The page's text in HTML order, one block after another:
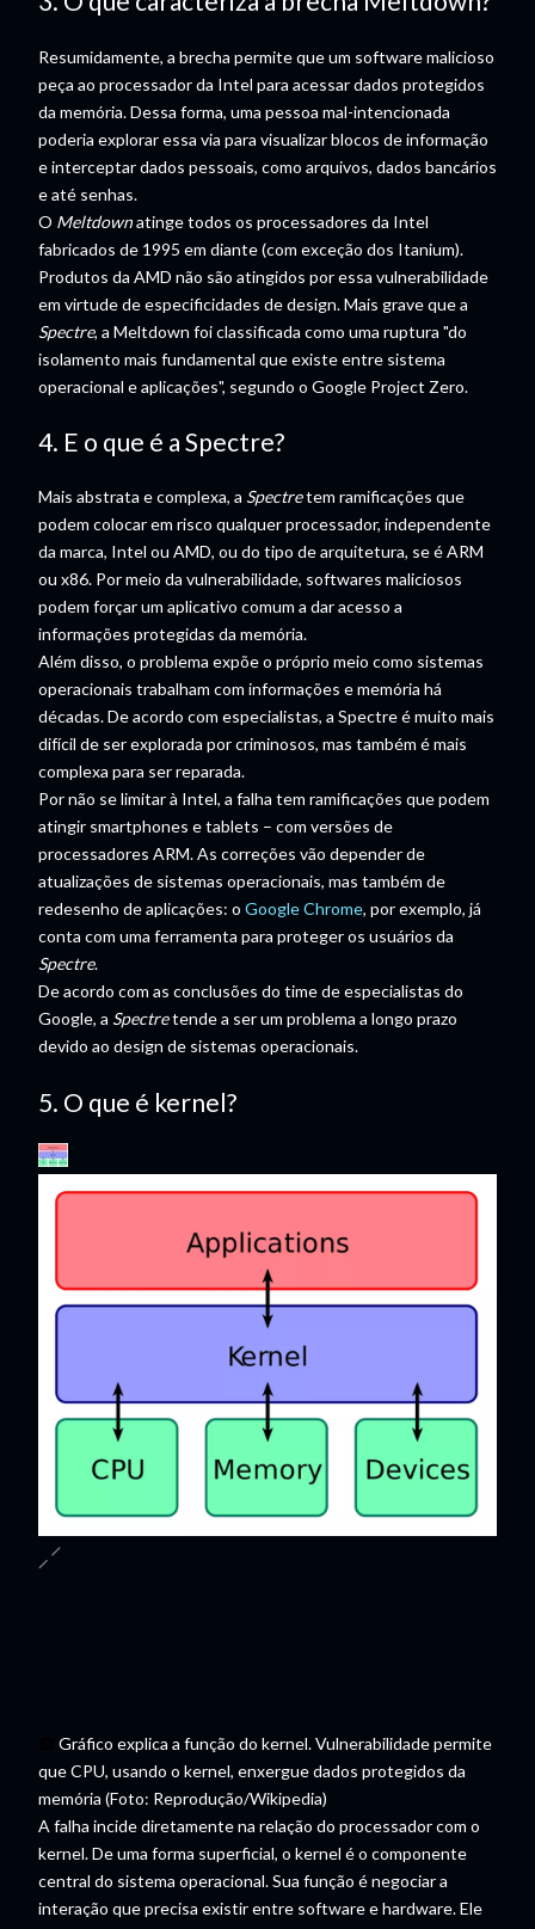
Resumidamente, a brecha permite que um software malicioso
peça ao processador da Intel para acessar dados protegidos
da memória.Dessa forma, uma pessoa mal-intencionada
poderia explorar essa via para visualizar blocos de informação
e interceptar dados pessoais, como arquivos, dados bancários
e até senhas.
O Meltdownatinge todos os processadores da Intel
fabricados de 1995 em diante (com exceção dos Itanium).
Produtos da AMD não são atingidos por essa vulnerabilidade
em virtude de especificidades de design. Mais grave que a
Spectre, a Meltdown foi classificada como uma ruptura "do
isolamento mais fundamental que existe entre sistema
operacional e aplicações", segundo o Google Project Zero.
4. E o que é a Spectre?
Mais abstrata e complexa, a Spectretem ramificações que
podem colocar em risco qualquer processador, independente
da marca, Intel ou AMD, ou do tipo de arquitetura, se é ARM
ou x86. Por meio da vulnerabilidade, softwares maliciosos
podem forçar um aplicativo comum a dar acesso a
informações protegidas da memória.
Além disso, o problema expõe o próprio meio como sistemas
operacionais trabalham com informações e memória há
décadas. De acordo com especialistas, a Spectre é muito mais
difícil de ser explorada por criminosos, mas também é mais
complexa para ser reparada.
Por não se limitar à Intel, a falha tem ramificações que podem
atingir smartphones e tablets – com versões de
processadores ARM. As correções vão depender de
atualizações de sistemas operacionais, mas também de
redesenho de aplicações: o Google Chrome, por exemplo, já
conta com uma ferramenta para proteger os usuários da
Spectre.
De acordo com as conclusões do time de especialistas do
Google, a Spectretende a ser um problema a longo prazo
devido ao design de sistemas operacionais.
5. O que é kernel?
Gráfico explica a função do kernel. Vulnerabilidade permite
que CPU, usando o kernel, enxergue dados protegidos da
memória (Foto: Reprodução/Wikipedia)
A falha incide diretamente na relação do processador com o
kernel. De uma forma superficial, o kernel é o componente
central do sistema operacional. Sua função é negociar a
interação que precisa existir entre software e hardware. Ele